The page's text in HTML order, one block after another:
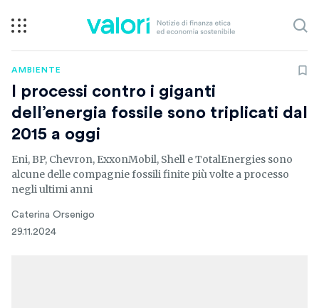
AMBIENTE
I processi contro i giganti
dell’energia fossile sono triplicati dal
2015 a oggi
Eni, BP, Chevron, ExxonMobil, Shell e TotalEnergies sono
alcune delle compagnie fossili finite più volte a processo
negli ultimi anni
Caterina Orsenigo
29.11.2024